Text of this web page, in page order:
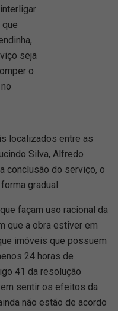
que
seja
o
localizados entre as
Silva, Alfredo
conclusão do serviço, o
gradual.
façam uso racional da
que a obra estiver em
imóveis que possuem
24 horas de
41 da resolução
sentir os efeitos da
não estão de acordo